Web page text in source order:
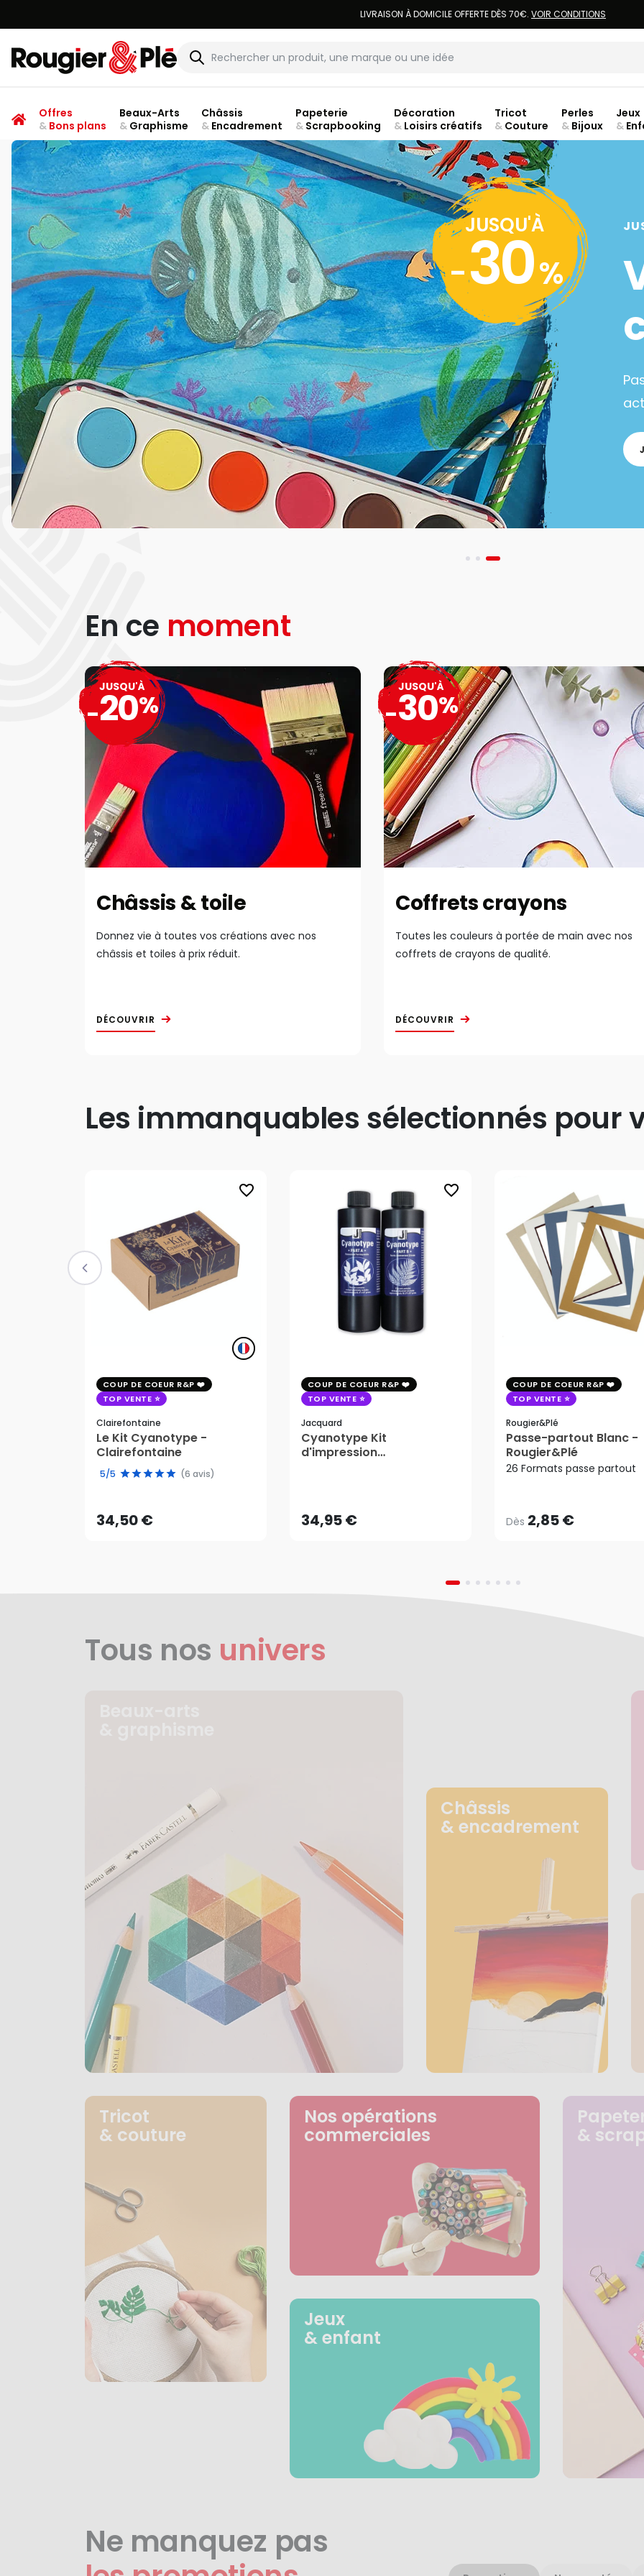
LIVRAISON À DOMICILE OFFERTE DÈS 70€. VOIR CONDITIONS
Rougier & Plé
Offres
&Bons plans
Beaux-Arts
&Graphisme
Châssis
&Encadrement
Papeterie
&Scrapbooking
Décoration
&Loisirs créatifs
Tricot
& Couture
Perles
& Bijoux
Jeux
&
JUSQU'À
-30%
En ce moment
Châssis & toile
Donnez vie à toutes vos créations avec nos
châssis et toiles à prix réduit.
DÉCOUVRIR
JUSQU'À
-20%
Coffrets crayons
Toutes les couleurs à portée de main avec nos
coffrets de crayons de qualité.
DÉCOUVRIR
JUSQU'À
-30%
Les immanquables sélectionnés pour
favorite_border
COUP DE COEUR R&P
TOP VENTE
Clairefontaine
Le Kit Cyanotype -
Clairefontaine
5/5 (6 avis)
34,50 €
34,50 €
AJOUTER AU PANIER
favorite_border
COUP DE COEUR R&P
TOP VENTE
Jacquard
Cyanotype Kit
d'impression
34,95 €AJOUTER AU PANIER
COUP DE COEUR R&P
TOP VENTE
Rougier&plé
Passe-partout Blanc -
Rougier&Plé
26 Formats passe partout
Dès 2,85 €
Dès2,85 €
Tous nos univers
Châssis
& encadrement
Tricot
& couture
Nos opérations
commerciales
Jeux
& enfant
&
Ne manquez pas